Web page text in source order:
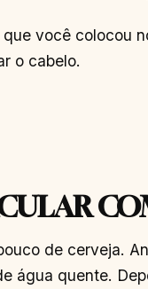
você colocou
o cabelo.
de cerveja.
água quente.